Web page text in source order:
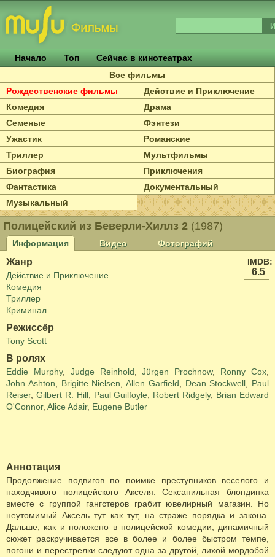
Начало Топ
Сейчас в кинотеатрах
Все фильмы
Рождественские фильмы
Действие и Приключение
Комедия
Драма
Семеные
Фэнтези
Ужастик
Романские
Триллер
Мультфильмы
Биография
Приключения
Фантастика
Документальный
Музыкальный
Полицейский из Беверли-Хиллз 2 (1987)
Информация Видео
Фотографий
IMDB:
6.5
Жанр
Действие и Приключение
Комедия
Триллер
Криминал
Режиссёр
Tony Scott
В ролях
Eddie Murphy, Judge Reinhold ,Jürgen Prochnow, Ronny Cox
John Ashton
Brigitte Nielsen Allen Garfield Dean Stockwell
Paul
Reiser, Gilbert R. Hill, Paul Guilfoyle Robert Ridgely, Brian Edward
O'Connor, Alice Adair, Eugene Butler
Аннотация
Продолжение подвигов по поимке преступников веселого и
находчивого полицейского Акселя. Сексапильная блондинка
вместе с группой гангстеров грабит ювелирный магазин. Но
неутомимый Аксель тут как тут, на страже порядка и закона.
Дальше, как и положено в полицейской комедии, динамичный
сюжет раскручивается все в более и более быстром темпе,
погони и перестрелки следуют одна за другой, лихой мордобой